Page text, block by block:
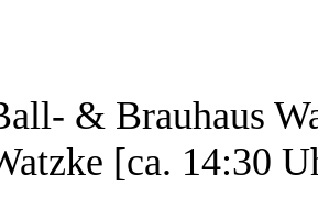
& Brauhaus
[ca. 14:30